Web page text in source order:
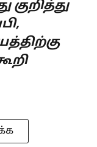
குறித்து